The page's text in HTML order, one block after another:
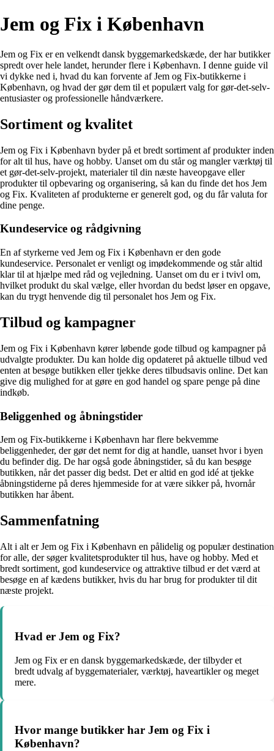
Jem og Fix i København
Jem og Fix er en velkendt dansk byggemarkedskæde, der har butikker
spredt over hele landet, herunder flere i København. I denne guide vil
vi dykke ned i, hvad du kan forvente af Jem og Fix-butikkerne i
København, og hvad der gør dem til et populært valg for gør-det-selv-
entusiaster og professionelle håndværkere.
Sortiment og kvalitet
Jem og Fix i København byder på et bredt sortiment af produkter inden
for alt til hus, have og hobby. Uanset om du står og mangler værktøj til
et gør-det-selv-projekt, materialer til din næste haveopgave eller
produkter til opbevaring og organisering, så kan du finde det hos Jem
og Fix. Kvaliteten af produkterne er generelt god, og du får valuta for
dine penge.
Kundeservice og rådgivning
En af styrkerne ved Jem og Fix i København er den gode
kundeservice. Personalet er venligt og imødekommende og står altid
klar til at hjælpe med råd og vejledning. Uanset om du er i tvivl om,
hvilket produkt du skal vælge, eller hvordan du bedst løser en opgave,
kan du trygt henvende dig til personalet hos Jem og Fix.
Tilbud og kampagner
Jem og Fix i København kører løbende gode tilbud og kampagner på
udvalgte produkter. Du kan holde dig opdateret på aktuelle tilbud ved
enten at besøge butikken eller tjekke deres tilbudsavis online. Det kan
give dig mulighed for at gøre en god handel og spare penge på dine
indkøb.
Beliggenhed og åbningstider
Jem og Fix-butikkerne i København har flere bekvemme
beliggenheder, der gør det nemt for dig at handle, uanset hvor i byen
du befinder dig. De har også gode åbningstider, så du kan besøge
butikken, når det passer dig bedst. Det er altid en god idé at tjekke
åbningstiderne på deres hjemmeside for at være sikker på, hvornår
butikken har åbent.
Sammenfatning
Alt i alt er Jem og Fix i København en pålidelig og populær destination
for alle, der søger kvalitetsprodukter til hus, have og hobby. Med et
bredt sortiment, god kundeservice og attraktive tilbud er det værd at
besøge en af kædens butikker, hvis du har brug for produkter til dit
næste projekt.
Hvad er Jem og Fix?
Jem og Fix er en dansk byggemarkedskæde, der tilbyder et
bredt udvalg af byggematerialer, værktøj, haveartikler og meget
mere.
Hvor mange butikker har Jem og Fix i
København?